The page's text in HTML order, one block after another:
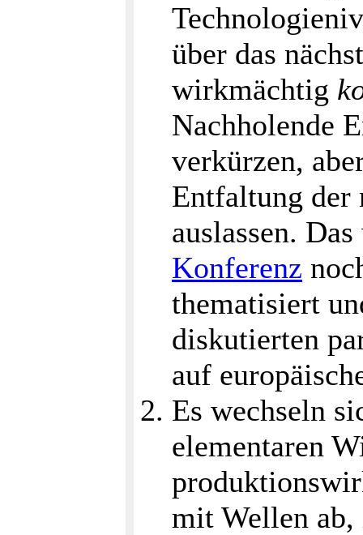
über das
wirkmächtig
Nachholende
verkürzen,
Entfaltung der
auslassen.
Konferenz
thematisiert
diskutierten
auf
Es wechseln
elementaren
mit Wellen ab,